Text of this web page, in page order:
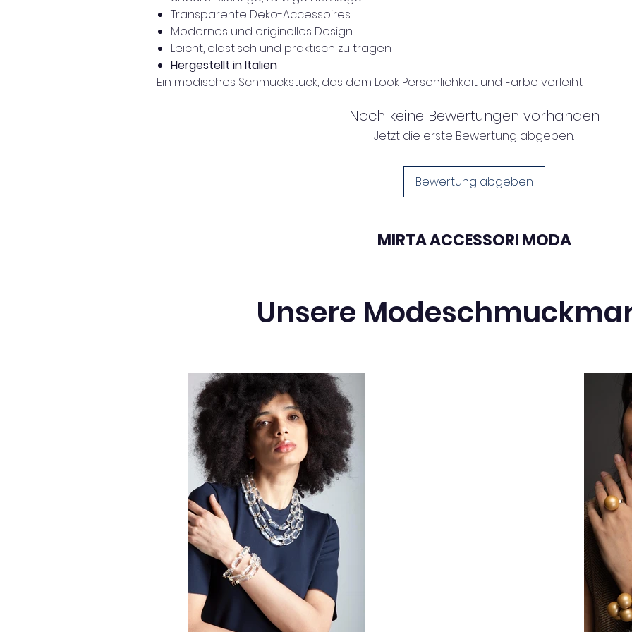
Transparente Deko-Accessoires
Modernes und originelles Design
Leicht, elastisch und praktisch zu tragen
Hergestellt in Italien
Ein modisches Schmuckstück, das dem Look Persönlichkeit und Farbe verleiht.
Noch keine Bewertungen vorhanden
Jetzt die erste Bewertung abgeben.
Bewertung abgeben
MIRTA ACCESSORI MODA
Unsere